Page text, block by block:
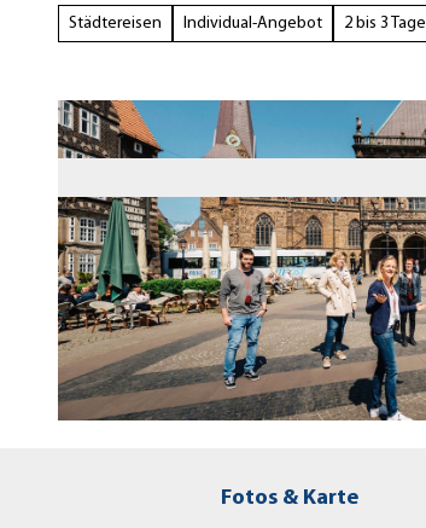
Städtereisen Individual-Angebot 2 bis 3 Tage
Fotos & Karte